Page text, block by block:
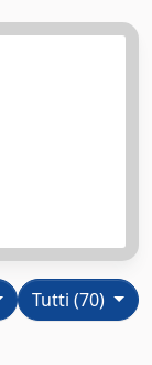
Tutti (70)